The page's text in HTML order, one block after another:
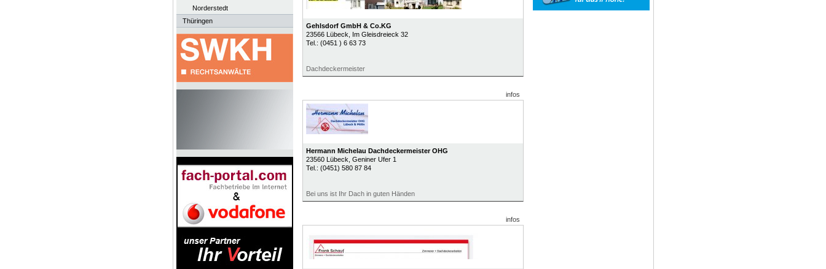
Norderstedt
Thüringen
Gehlsdorf GmbH & Co.KG
23566 Lübeck , Im Gleisdreieck 32
Tel.: (0451 ) 6 63 73
Dachdeckermeister
infos
Hermann Michelau Dachdeckermeister OHG
23560 Lübeck , Geniner Ufer 1
Tel.: (0451) 580 87 84
Bei uns ist Ihr Dach in guten Händen
infos